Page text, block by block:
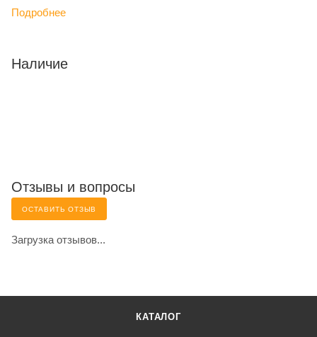
Подробнее
Наличие
Отзывы и вопросы
ОСТАВИТЬ ОТЗЫВ
Загрузка отзывов...
КАТАЛОГ